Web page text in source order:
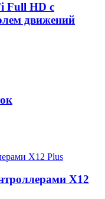
Full HD с
движений
X12